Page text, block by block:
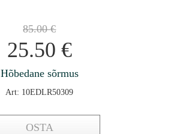
85.00€
25.50 €
Hõbedane sõrmus
Art: 10EDLR50309
OSTA